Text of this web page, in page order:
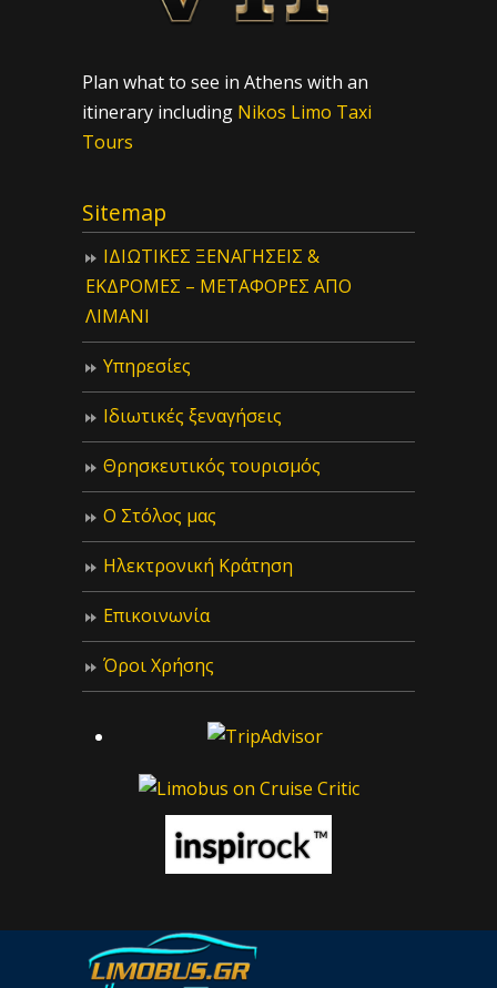
Plan what to see in Athens with an
itinerary including Nikos Limo Taxi
Tours
Sitemap
ΙΔIΩΤΙΚΕΣ ΞΕΝΑΓΗΣΕΙΣ &
ΕΚΔΡΟΜΕΣ – ΜΕΤΑΦΟΡΕΣ ΑΠΟ
ΛΙΜΑΝΙ
Υπηρεσίες
Ιδιωτικές ξεναγήσεις
Θρησκευτικός τουρισμός
Ο Στόλος μας
Ηλεκτρονική Κράτηση
Επικοινωνία
Όροι Χρήσης